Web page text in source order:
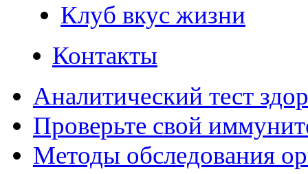
Клуб вкус жизни
Контакты
Аналитический тест
Проверьте свой
Методы обследования